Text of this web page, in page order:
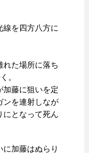
線を四方八方に
れた場所に落ち
。
加藤に狙いを定
ンを連射しなが
にとなって死ん
加藤はぬらり